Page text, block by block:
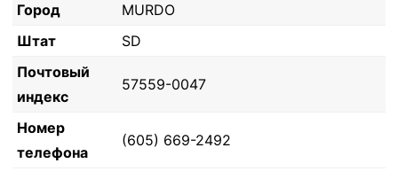
Город
MURDO
Штат
SD
Почтовый
индекс
57559-0047
Номер
телефона
(605) 669-2492